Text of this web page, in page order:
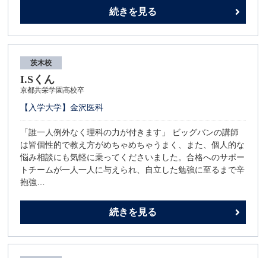
続きを見る
茨木校
I.Sくん
京都共栄学園高校卒
【入学大学】金沢医科
「誰一人例外なく理科の力が付きます」 ビッグバンの講師
は皆個性的で教え方がめちゃめちゃうまく、また、個人的な
悩み相談にも気軽に乗ってくださいました。合格へのサポー
トチームが一人一人に与えられ、自立した勉強に至るまで辛
抱強…
続きを見る